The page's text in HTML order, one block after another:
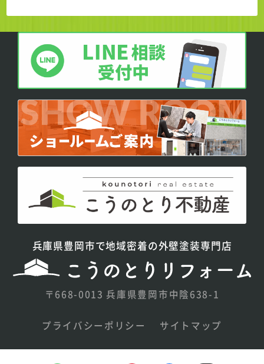
兵庫県豊岡市で地域密着の外壁塗装専門店
〒668-0013 兵庫県豊岡市中陰638-1
プライバシーポリシー サイトマップ